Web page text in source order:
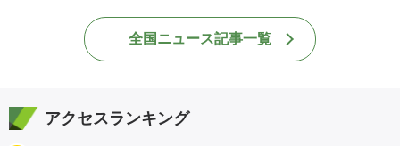
全国ニュース記事一覧
アクセスランキング